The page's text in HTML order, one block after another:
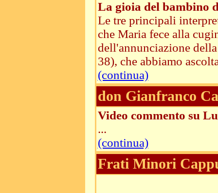
La gioia del bambino
Le tre principali
che Maria fece alla
dell'annunciazione
38), che abbiamo
(continua)
don Gianfranco
Video commento su
...
(continua)
Frati Minori